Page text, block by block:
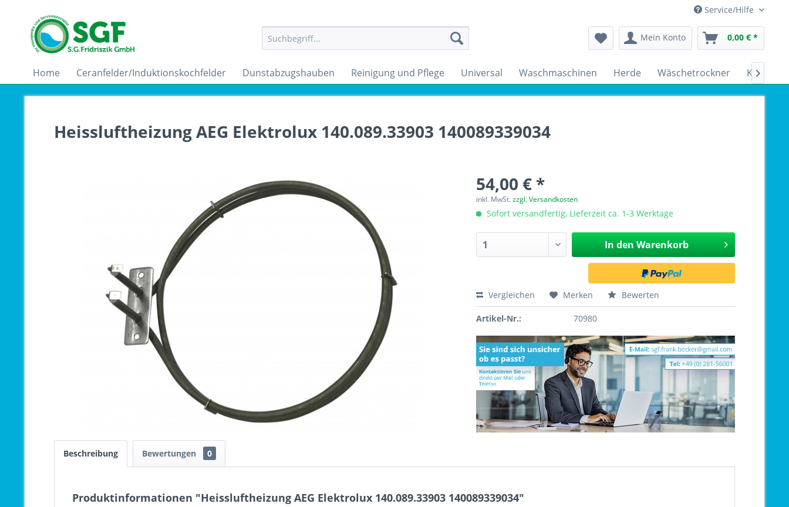
Service/Hilfe
Mein Konto 0,00 € *
Home Ceranfelder/Induktionskochfelder Dunstabzugshauben Reinigung und Pflege Universal Waschmaschinen Herde Wäschetrockner 
Heissluftheizung AEG Elektrolux 140.089.33903 140089339034
54,00 € *
inkl. MwSt.zzgl. Versandkosten
Sofort versandfertig, Lieferzeit ca. 1-3 Werktage
In den Warenkorb
Vergleichen Merken Bewerten
Artikel-Nr.: 70980
Beschreibung Bewertungen 0
Produktinformationen "Heissluftheizung AEG Elektrolux 140.089.33903 140089339034"